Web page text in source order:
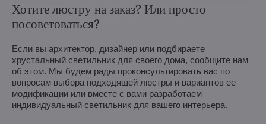
Хотите люстру на заказ? Или просто
посоветоваться?
Если вы архитектор, дизайнер или подбираете
хрустальный светильник для своего дома, сообщите нам
об этом. Мы будем рады проконсультировать вас по
вопросам выбора подходящей люстры и вариантов ее
модификации или вместе с вами разработаем
индивидуальный светильник для вашего интерьера.